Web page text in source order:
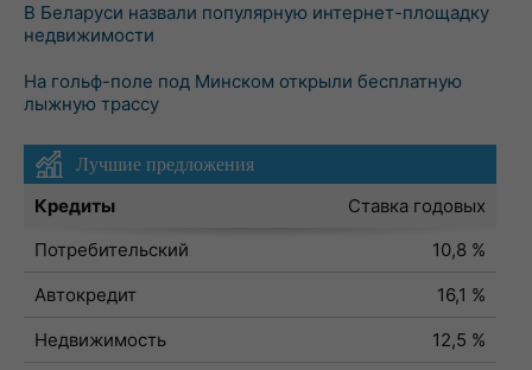
В Беларуси назвали популярную интернет-площадку
недвижимости
На гольф-поле под Минском открыли бесплатную
лыжную трассу
Лучшие предложения
Кредиты
Ставка годовых
Потребительский
10,8 %
Автокредит
16,1 %
Недвижимость
12,5 %